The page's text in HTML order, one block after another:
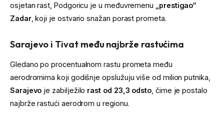
osjetan rast, Podgoricu je u međuvremenu
„prestigao“
Zadar, koji je ostvario snažan porast prometa.
Sarajevo i Tivat među najbrže rastućima
Gledano po procentualnom rastu prometa među
aerodromima koji godišnje opslužuju više od milion putnika,
Sarajevo je zabilježilo rast od 23,3 odsto , čime je postalo
najbrže rastući aerodrom u regionu.